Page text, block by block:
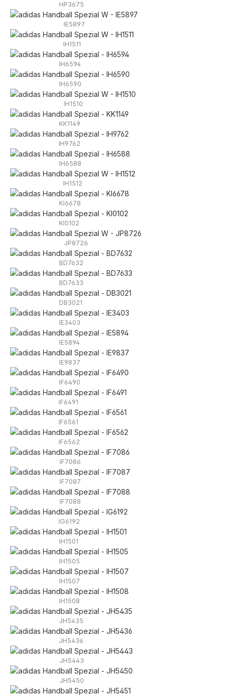
HP3675
IE5897
IH1511
IH6594
IH6590
IH1510
KK1149
IH9762
IH6588
IH1512
KI6678
KI0102
JP8726
BD7632
BD7633
DB3021
IE3403
IE5894
IE9837
IF6490
IF6491
IF6561
IF6562
IF7086
IF7087
IF7088
IG6192
IH1501
IH1505
IH1507
IH1508
JH5435
JH5436
JH5443
JH5450